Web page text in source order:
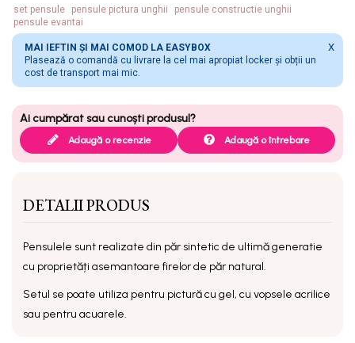
set pensule pensule pictura unghii
pensule constructie unghii
pensule evantai
MAI IEFTIN ȘI MAI COMOD LA EASYBOX
Plasează o comandă cu livrare la cel mai apropiat locker și obții un
cost de transport mai mic.
X
Adaugă o recenzie Adaugă o întrebare
DETALII PRODUS
Pensulele sunt realizate din păr sintetic de ultimă generatie
cu proprietăți asemantoare firelor de păr natural.
Setul se poate utiliza pentru pictură cu gel, cu vopsele acrilice
sau pentru acuarele.